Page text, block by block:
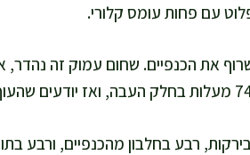
עם פחות עומס קלורי.
את הכנפיים. שחום עמוק זה נהדר,
רבע בחלבון מהכנפיים, ורבע